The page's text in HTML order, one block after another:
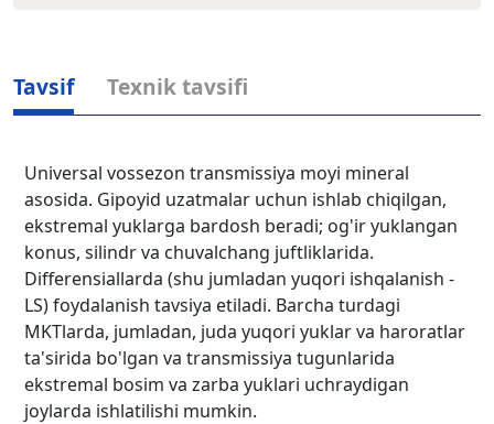
Tavsif Texnik tavsifi
Universal vossezon transmissiya moyi mineral
asosida. Gipoyid uzatmalar uchun ishlab chiqilgan,
ekstremal yuklarga bardosh beradi; og'ir yuklangan
konus, silindr va chuvalchang juftliklarida.
Differensiallarda (shu jumladan yuqori ishqalanish -
LS) foydalanish tavsiya etiladi. Barcha turdagi
MKTlarda, jumladan, juda yuqori yuklar va haroratlar
ta'sirida bo'lgan va transmissiya tugunlarida
ekstremal bosim va zarba yuklari uchraydigan
joylarda ishlatilishi mumkin.